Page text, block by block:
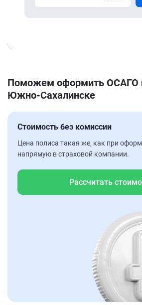
Поможем оформить ОСАГО
Южно-Сахалинске
Стоимость без комиссии
Цена полиса такая же, как при
напрямую в страховой компании.
Рассчитать